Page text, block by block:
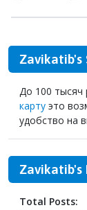
Zavikatib's
До 100 тысяч
карту это
удобство на
Zavikatib's
Total Posts: